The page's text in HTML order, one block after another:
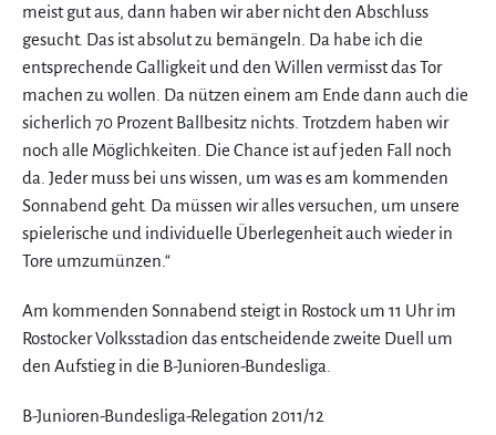
meist gut aus, dann haben wir aber nicht den Abschluss
gesucht. Das ist absolut zu bemängeln. Da habe ich die
entsprechende Galligkeit und den Willen vermisst das Tor
machen zu wollen. Da nützen einem am Ende dann auch die
sicherlich 70 Prozent Ballbesitz nichts. Trotzdem haben wir
noch alle Möglichkeiten. Die Chance ist auf jeden Fall noch
da. Jeder muss bei uns wissen, um was es am kommenden
Sonnabend geht. Da müssen wir alles versuchen, um unsere
spielerische und individuelle Überlegenheit auch wieder in
Tore umzumünzen.“
Am kommenden Sonnabend steigt in Rostock um 11 Uhr im
Rostocker Volksstadion das entscheidende zweite Duell um
den Aufstieg in die B-Junioren-Bundesliga.
B-Junioren-Bundesliga-Relegation 2011/12